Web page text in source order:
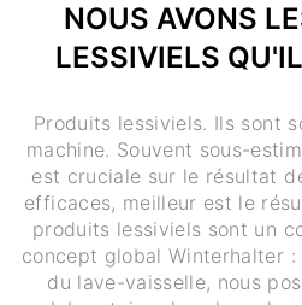
NOUS AVONS
LESSIVIELS
Produits lessiviels. Ils sont
machine. Souvent sous-
est cruciale sur le résultat
efficaces, meilleur est le
produits lessiviels sont un
concept global Winterhalter
du lave-vaisselle, nous